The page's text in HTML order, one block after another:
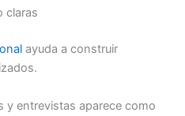
claras
ayuda a construir
y entrevistas aparece como